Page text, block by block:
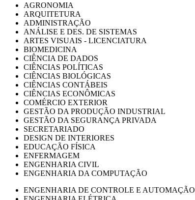
AGRONOMIA
ARQUITETURA
ADMINISTRAÇÃO
ANÁLISE E DES. DE SISTEMAS
ARTES VISUAIS - LICENCIATURA
BIOMEDICINA
CIÊNCIA DE DADOS
CIÊNCIAS POLÍTICAS
CIÊNCIAS BIOLÓGICAS
CIÊNCIAS CONTÁBEIS
CIÊNCIAS ECONÔMICAS
COMÉRCIO EXTERIOR
GESTÃO DA PRODUÇÃO INDUSTRIAL
GESTÃO DA SEGURANÇA PRIVADA
SECRETARIADO
DESIGN DE INTERIORES
EDUCAÇÃO FÍSICA
ENFERMAGEM
ENGENHARIA CIVIL
ENGENHARIA DA COMPUTAÇÃO
ENGENHARIA DE CONTROLE E AUTOMAÇÃO